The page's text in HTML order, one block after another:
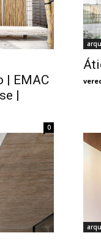
| EMAC
|
0